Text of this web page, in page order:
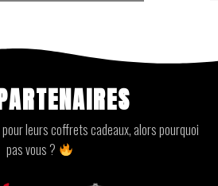
leurs coffrets cadeaux, alors pourquoi
pas vous ?